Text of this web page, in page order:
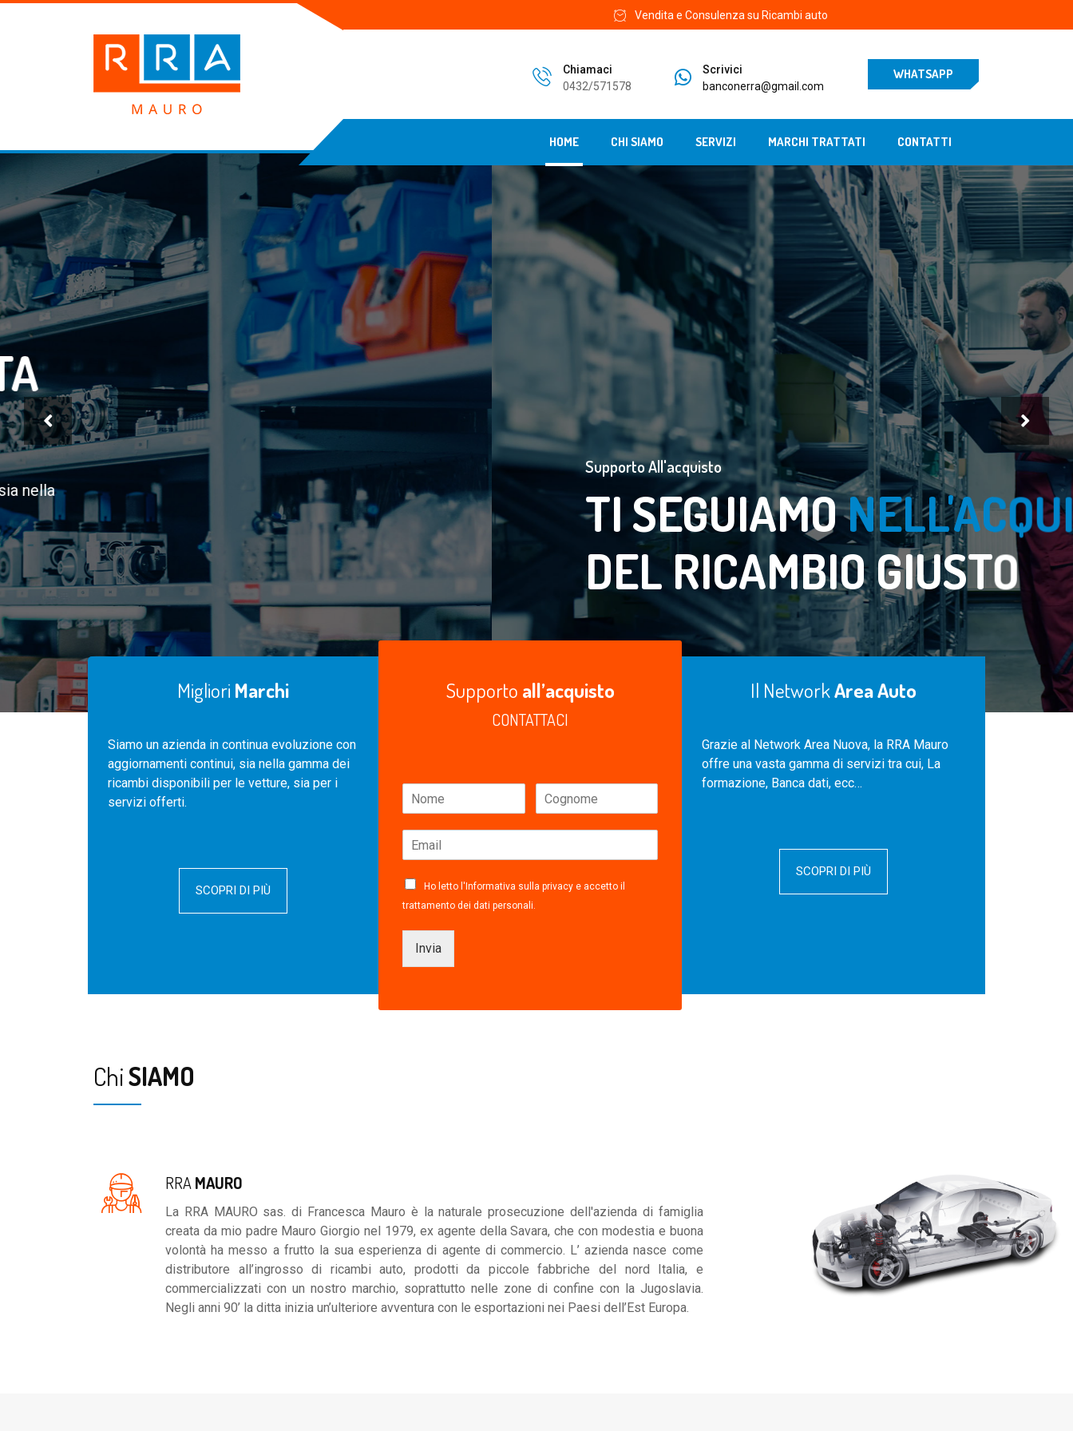
Vendita e Consulenza su Ricambi auto
Chiamaci
0432/571578
Scrivici
banconerra@gmail.com
WHATSAPP
HOME CHI SIAMO SERVIZI MARCHI TRATTATI CONTATTI
TI SEGUIAMONELL'ACQUISTO
DEL RICAMBIO GIUSTO
Migliori Marchi
Siamo un azienda in continua evoluzione con
aggiornamenti continui, sia nella gamma dei
ricambi disponibili per le vetture, sia per i
servizi offerti.
SCOPRI DI PIÙ
Supporto all’acquisto
CONTATTACI
Ho letto l' Informativa sulla privacy e accetto il
trattamento dei dati personali.
Invia
Il NetworkArea Auto
Grazie al Network Area Nuova, la RRA Mauro
offre una vasta gamma di servizi tra cui, La
formazione, Banca dati, ecc…
SCOPRI DI PIÙ
ChiSIAMO
RRAMAURO
La RRA MAURO sas. di Francesca Mauro è la naturale prosecuzione dell'azienda di famiglia
creata da mio padre Mauro Giorgio nel 1979, ex agente della Savara, che con modestia e buona
volontà ha messo a frutto la sua esperienza di agente di commercio. L’ azienda nasce come
distributore all’ingrosso di ricambi auto, prodotti da piccole fabbriche del nord Italia, e
commercializzati con un nostro marchio, soprattutto nelle zone di confine con la Jugoslavia.
Negli anni 90’ la ditta inizia un’ulteriore avventura con le esportazioni nei Paesi dell’Est Europa.